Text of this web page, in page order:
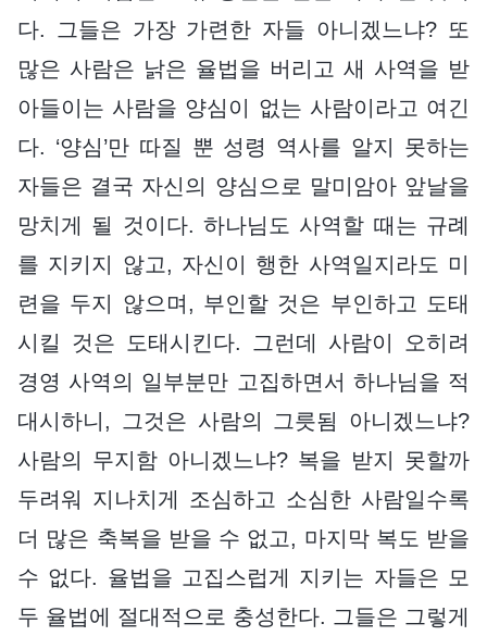
다. 그들은 가장 가련한 자들 아니겠느냐? 또
많은 사람은 낡은 율법을 버리고 새 사역을 받
아들이는 사람을 양심이 없는 사람이라고 여긴
다. ‘양심’만 따질 뿐 성령 역사를 알지 못하는
자들은 결국 자신의 양심으로 말미암아 앞날을
망치게 될 것이다. 하나님도 사역할 때는 규례
를 지키지 않고, 자신이 행한 사역일지라도 미
련을 두지 않으며, 부인할 것은 부인하고 도태
시킬 것은 도태시킨다. 그런데 사람이 오히려
경영 사역의 일부분만 고집하면서 하나님을 적
대시하니, 그것은 사람의 그릇됨 아니겠느냐?
사람의 무지함 아니겠느냐? 복을 받지 못할까
두려워 지나치게 조심하고 소심한 사람일수록
더 많은 축복을 받을 수 없고, 마지막 복도 받을
수 없다. 율법을 고집스럽게 지키는 자들은 모
두 율법에 절대적으로 충성한다. 그들은 그렇게